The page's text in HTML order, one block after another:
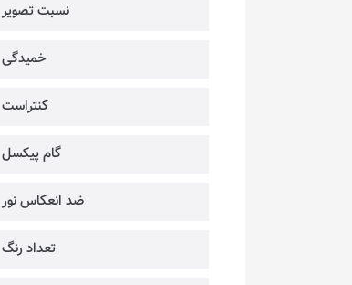
نسبت تصویر
خمیدگی
کنتراست
گام پیکسل
ضد انعکاس نور
تعداد رنگ